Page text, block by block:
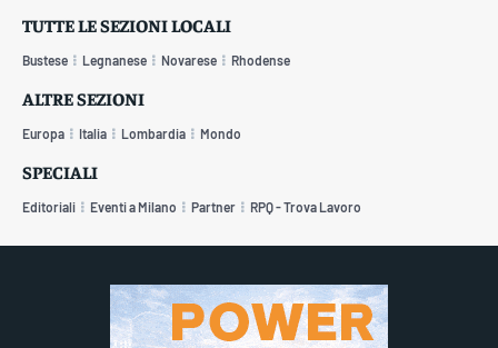
TUTTE LE SEZIONI LOCALI
Bustese Legnanese Novarese Rhodense
ALTRE SEZIONI
Europa Italia Lombardia Mondo
SPECIALI
Editoriali Eventi a Milano Partner RPQ - Trova Lavoro